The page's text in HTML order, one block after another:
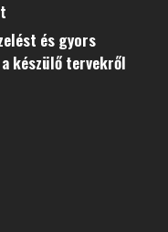
és gyors
készülő tervekről